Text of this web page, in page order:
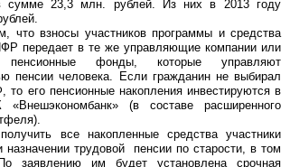
сумме 23,3 млн. рублей. Из них в 2013 году
что взносы участников программы и средства
передает в те же управляющие компании или
пенсионные фонды, которые управляют
пенсии человека. Если гражданин не выбирал
его пенсионные накопления инвестируются в
«Внешэкономбанк» (в составе расширенного
все накопленные средства участники
трудовой
пенсии по старости, в том
заявлению им будет установлена срочная